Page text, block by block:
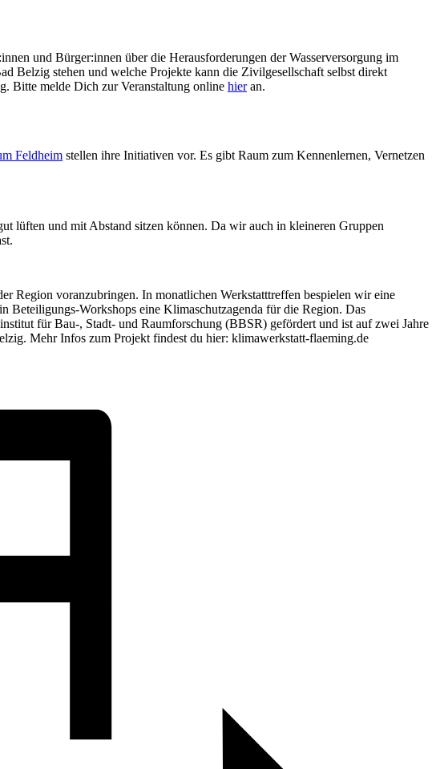
und Bürger:innen über die Herausforderungen der Wasserversorgung im
Belzig stehen und welche Projekte kann die Zivilgesellschaft selbst direkt
Bitte melde Dich zur Veranstaltung online hieran.
Feldheim stellen ihre Initiativen vor. Es gibt Raum zum Kennenlernen, Vernetzen
lüften und mit Abstand sitzen können. Da wir auch in kleineren Gruppen
Region voranzubringen. In monatlichen Werkstatttreffen bespielen wir eine
Workshops eine Klimaschutzagenda für die Region. Das
für Bau-, Stadt- und Raumforschung (BBSR) gefördert und ist auf zwei Jahre
Mehr Infos zum Projekt findest du hier: klimawerkstatt-flaeming.de